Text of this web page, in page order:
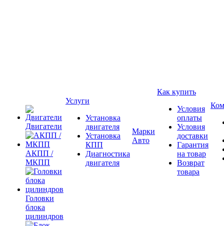
Двигатели
АКПП /
МКПП
Головки
блока
цилиндров
Услуги
Установка
двигателя
Установка
КПП
Диагностика
двигателя
Марки
Авто
Как купить
Условия
оплаты
Условия
доставки
Гарантия
на товар
Возврат
товара